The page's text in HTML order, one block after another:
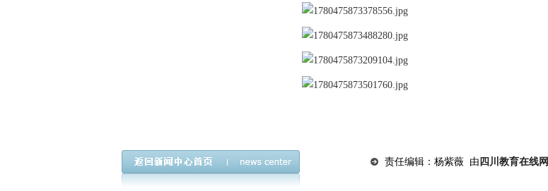
责任编辑：杨紫薇 由 四川教育在线网